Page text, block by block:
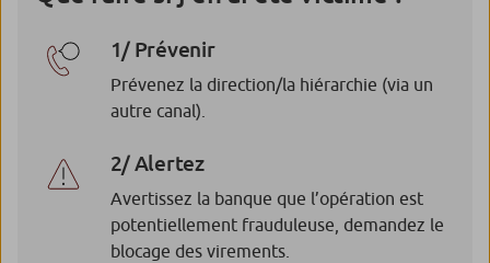
1/ Prévenir
Prévenez la direction/la hiérarchie (via un
autre canal).
2/ Alertez
Avertissez la banque que l’opération est
potentiellement frauduleuse, demandez le
blocage des virements.